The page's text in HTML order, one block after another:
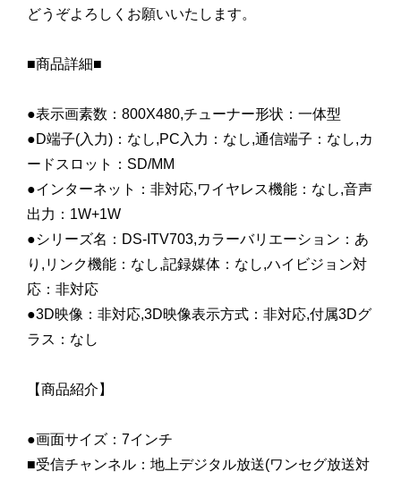
どうぞよろしくお願いいたします。
■商品詳細■
●表示画素数：800X480,チューナー形状：一体型
●D端子(入力)：なし,PC入力：なし,通信端子：なし,カ
ードスロット：SD/MM
●インターネット：非対応,ワイヤレス機能：なし,音声
出力：1W+1W
●シリーズ名：DS-ITV703,カラーバリエーション：あ
り,リンク機能：なし,記録媒体：なし,ハイビジョン対
応：非対応
●3D映像：非対応,3D映像表示方式：非対応,付属3Dグ
ラス：なし
【商品紹介】
●画面サイズ：7インチ
■受信チャンネル：地上デジタル放送(ワンセグ放送対